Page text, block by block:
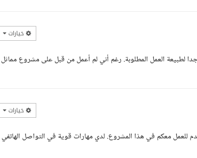
خيارات
لطبيعة العمل المطلوبة. رغم أني لم أعمل من قبل على مشروع مماثل
خيارات
للعمل معكم في هذا المشروع. لدي مهارات قوية في التواصل الهاتفي